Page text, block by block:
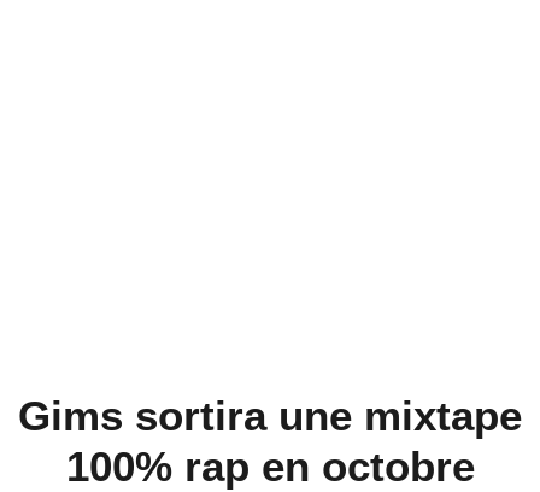
Gims sortira une mixtape
100% rap en octobre